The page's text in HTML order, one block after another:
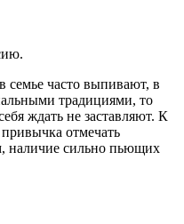
семье часто выпивают, в
традициями, то
ждать не заставляют. К
отмечать
наличие сильно пьющих